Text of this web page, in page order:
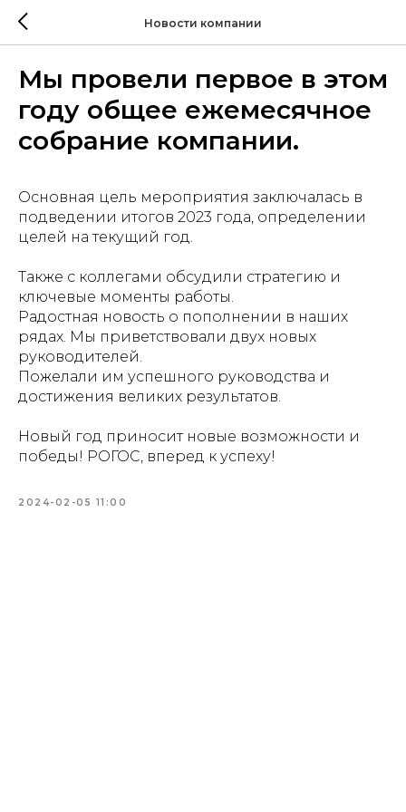
Новости компании
Мы провели первое в этом
году общее ежемесячное
собрание компании.
Основная цель мероприятия заключалась в
подведении итогов 2023 года, определении
целей на текущий год.
Также с коллегами обсудили стратегию и
ключевые моменты работы.
Радостная новость о пополнении в наших
рядах. Мы приветствовали двух новых
руководителей.
Пожелали им успешного руководства и
достижения великих результатов.
Новый год приносит новые возможности и
победы! РОГОС, вперед к успеху!
2024-02-05 11:00